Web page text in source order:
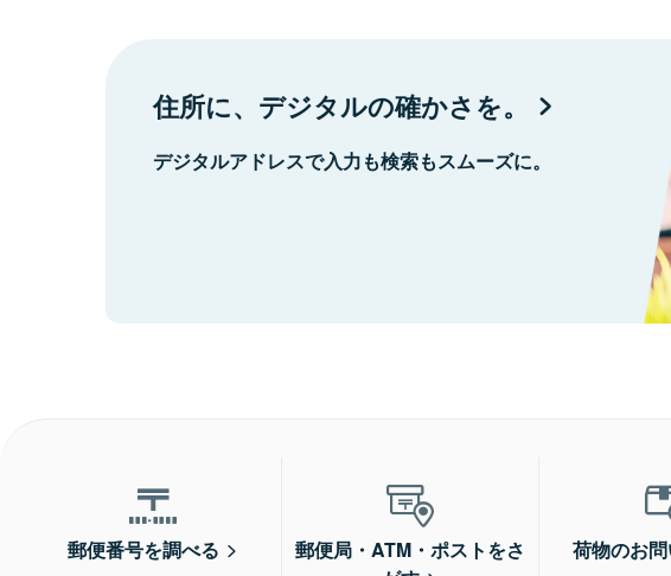
住所に、デジタルの確かさを。
デジタルアドレスで入力も検索もスムーズに。
郵便番号を調べる
郵便局・ATM・ポストをさ
荷物のお